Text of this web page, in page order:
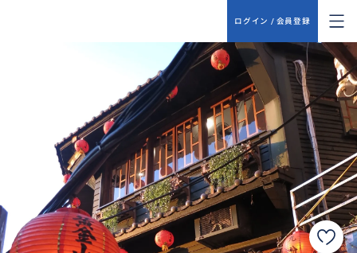
ログイン / 会員登録